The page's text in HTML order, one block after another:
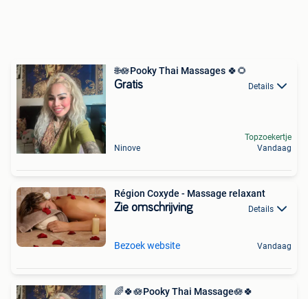
🌐🪷Pooky Thai Massages 🍀🌻
Gratis Details
Ninove
Topzoekertje
Vandaag
Région Coxyde - Massage relaxant
Zie omschrijving Details
Bezoek website Vandaag
🌈🍀🪷Pooky Thai Massage🪷🍀